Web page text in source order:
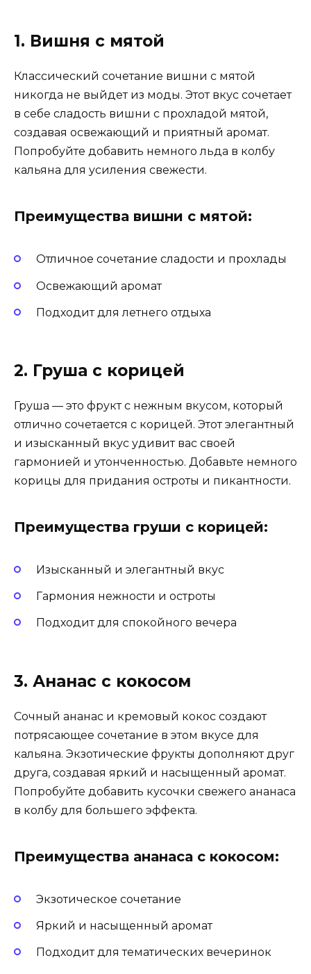
1. Вишня с мятой
Классический сочетание вишни с мятой
никогда не выйдет из моды. Этот вкус сочетает
в себе сладость вишни с прохладой мятой,
создавая освежающий и приятный аромат.
Попробуйте добавить немного льда в колбу
кальяна для усиления свежести.
Преимущества вишни с мятой:
Отличное сочетание сладости и прохлады
Освежающий аромат
Подходит для летнего отдыха
2. Груша с корицей
Груша — это фрукт с нежным вкусом, который
отлично сочетается с корицей. Этот элегантный
и изысканный вкус удивит вас своей
гармонией и утонченностью. Добавьте немного
корицы для придания остроты и пикантности.
Преимущества груши с корицей:
Изысканный и элегантный вкус
Гармония нежности и остроты
Подходит для спокойного вечера
3. Ананас с кокосом
Сочный ананас и кремовый кокос создают
потрясающее сочетание в этом вкусе для
кальяна. Экзотические фрукты дополняют друг
друга, создавая яркий и насыщенный аромат.
Попробуйте добавить кусочки свежего ананаса
в колбу для большего эффекта.
Преимущества ананаса с кокосом:
Экзотическое сочетание
Яркий и насыщенный аромат
Подходит для тематических вечеринок